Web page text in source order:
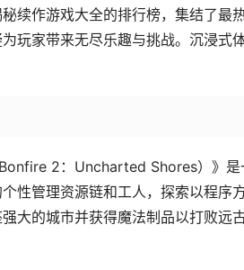
续作游戏大全的排行榜，集结了最
玩家带来无尽乐趣与挑战。沉浸式
2：Uncharted Shores）》
性管理资源链和工人，探索以程序
大的城市并获得魔法制品以打败远古